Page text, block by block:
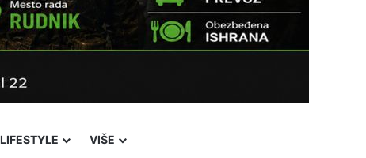
LIFESTYLE VIŠE